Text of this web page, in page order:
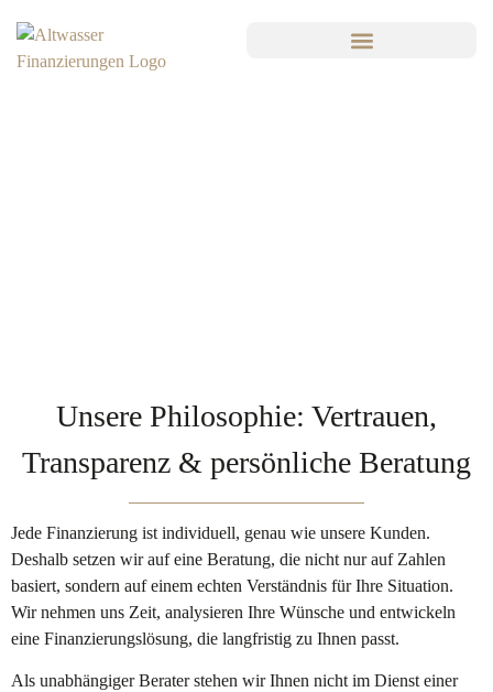
Unsere Philosophie: Vertrauen,
Transparenz & persönliche Beratung
Jede Finanzierung ist individuell, genau wie unsere Kunden.
Deshalb setzen wir auf eine Beratung, die nicht nur auf Zahlen
basiert, sondern auf einem echten Verständnis für Ihre Situation.
Wir nehmen uns Zeit, analysieren Ihre Wünsche und entwickeln
eine Finanzierungslösung, die langfristig zu Ihnen passt.
Als unabhängiger Berater stehen wir Ihnen nicht im Dienst einer